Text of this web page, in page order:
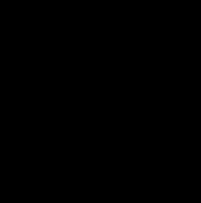
。
）の新規会員登録ボタン
ドが間違っているとログイン
方（パスワードがわからな